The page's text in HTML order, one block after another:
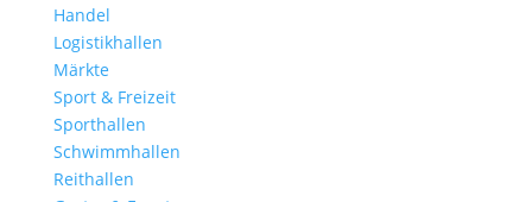
Handel
Logistikhallen
Märkte
Sport & Freizeit
Sporthallen
Schwimmhallen
Reithallen